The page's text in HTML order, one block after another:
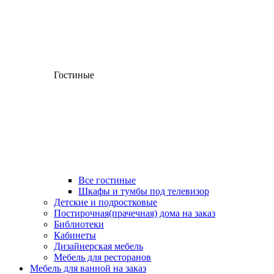
Гостиные
Все гостиные
Шкафы и тумбы под телевизор
Детские и подростковые
Постирочная(прачечная) дома на заказ
Библиотеки
Кабинеты
Дизайнерская мебель
Мебель для ресторанов
Мебель для ванной на заказ